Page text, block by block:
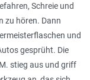
Schreie und
zu hören. Dann
und
gesprüht. Die
stieg aus und griff